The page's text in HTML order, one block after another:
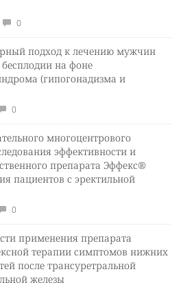
0
подход к лечению мужчин
на фоне
(гипогонадизма и
0
многоцентрового
эффективности и
препарата Эффекс®
пациентов с эректильной
0
применения препарата
терапии симптомов нижних
после трансуретральной
железы